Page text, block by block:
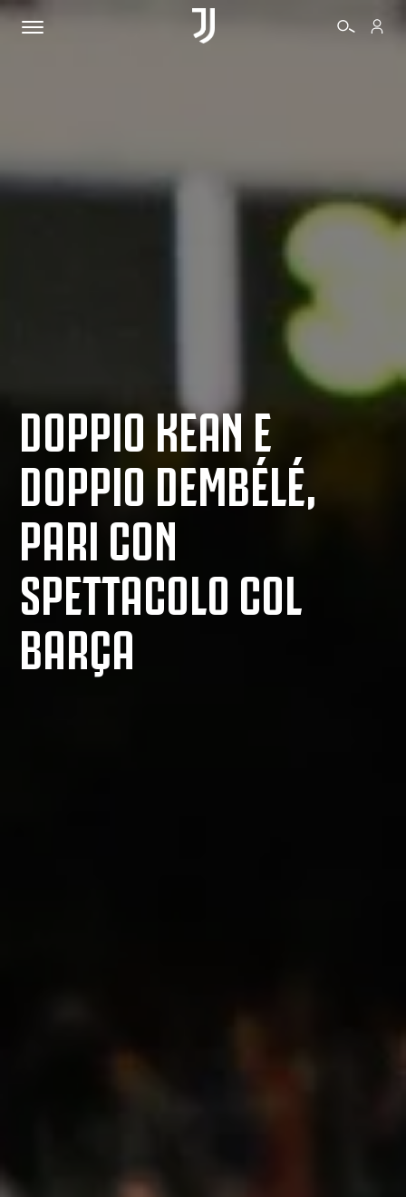
SHOP
BIANCONERI
DOPPIO KEAN E
DOPPIO DEMBÉLÉ,
PARI CON
SPETTACOLO COL
BARÇA